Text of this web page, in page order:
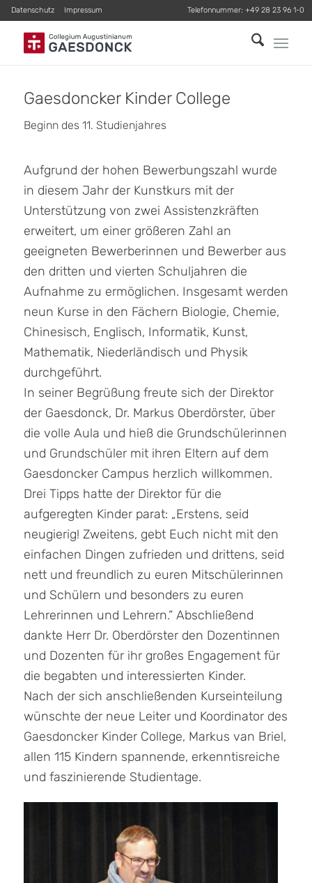
Datenschutz Impressum Telefonnummer: +49 28 23 96 1-0
Gaesdoncker Kinder College
Beginn des 11. Studienjahres
Aufgrund der hohen Bewerbungszahl wurde
in diesem Jahr der Kunstkurs mit der
Unterstützung von zwei Assistenzkräften
erweitert, um einer größeren Zahl an
geeigneten Bewerberinnen und Bewerber aus
den dritten und vierten Schuljahren die
Aufnahme zu ermöglichen. Insgesamt werden
neun Kurse in den Fächern Biologie, Chemie,
Chinesisch, Englisch, Informatik, Kunst,
Mathematik, Niederländisch und Physik
durchgeführt.
In seiner Begrüßung freute sich der Direktor
der Gaesdonck, Dr. Markus Oberdörster, über
die volle Aula und hieß die Grundschülerinnen
und Grundschüler mit ihren Eltern auf dem
Gaesdoncker Campus herzlich willkommen.
Drei Tipps hatte der Direktor für die
aufgeregten Kinder parat: „Erstens, seid
neugierig! Zweitens, gebt Euch nicht mit den
einfachen Dingen zufrieden und drittens, seid
nett und freundlich zu euren Mitschülerinnen
und Schülern und besonders zu euren
Lehrerinnen und Lehrern.“ Abschließend
dankte Herr Dr. Oberdörster den Dozentinnen
und Dozenten für ihr großes Engagement für
die begabten und interessierten Kinder.
Nach der sich anschließenden Kurseinteilung
wünschte der neue Leiter und Koordinator des
Gaesdoncker Kinder College, Markus van Briel,
allen 115 Kindern spannende, erkenntisreiche
und faszinierende Studientage.